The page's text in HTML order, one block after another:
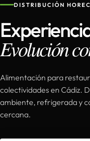
DISTRIBUCIÓN
Evolución
Alimentación para
colectividades en Cádiz.
ambiente, refrigerada y
cercana.